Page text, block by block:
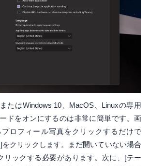
たはWindows 10、MacOS、Linuxの専用
ドをオンにするのは非常に簡単です。画
ロフィール写真をクリックするだけで
クリックします。まだ開いていない場合
リックする必要があります。次に、[テー